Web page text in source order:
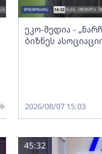
ეკო-მედია -
ბიზნეს
2026/08/07 15:03
45:32